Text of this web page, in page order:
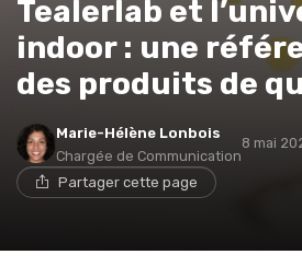
Tealerlab et
indoor : une
des produits de
Marie-Hélène Lonbois
Chargée de Communication
8 mai
Partager cette page